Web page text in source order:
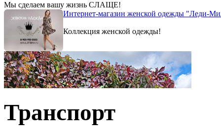
Мы сделаем вашу жизнь СЛАЩЕ!
Интернет-магазин женской одежды "Леди-
Коллекция женской одежды!
Транспорт